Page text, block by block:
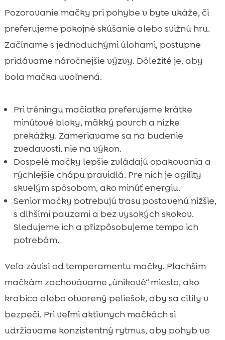
Pozorovanie mačky pri pohybe v byte ukáže, či
preferujeme pokojné skúšanie alebo svižnú hru.
Začíname s jednoduchými úlohami, postupne
pridávame náročnejšie výzvy. Dôležité je, aby
bola mačka uvoľnená.
Pri tréningu mačiatka preferujeme krátke
minútové bloky, mäkký povrch a nízke
prekážky. Zameriavame sa na budenie
zvedavosti, nie na výkon.
Dospelé mačky lepšie zvládajú opakovania a
rýchlejšie chápu pravidlá. Pre nich je agility
skvelým spôsobom, ako minúť energiu.
Senior mačky potrebujú trasu postavenú nižšie,
s dlhšími pauzami a bez vysokých skokov.
Sledujeme ich a přizpôsobujeme tempo ich
potrebám.
Veľa závisí od temperamentu mačky. Plachším
mačkám zachovávame „únikové“ miesto, ako
krabica alebo otvorený peliešok, aby sa cítily v
bezpečí. Pri veľmi aktívnych mačkách si
udržiavame konzistentný rytmus, aby pohyb vo